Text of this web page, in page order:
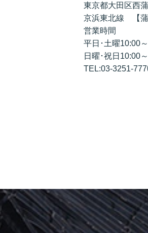
東京都大田区西
京浜東北線 【蒲
営業時間
平日･土曜10:00
日曜･祝日10:00
TEL:03-3251-